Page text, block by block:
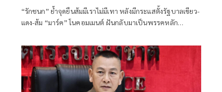
“รักชนก” ย้ำจุดยืนส้มมีเราไม่มีเทา หลังมีกระแสตั้งรัฐบาลเขียว-
แดง-ส้ม “มาร์ค” โนคอมเมนต์ ฝันกลับมาเป็นพรรคหลัก